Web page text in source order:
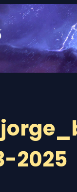
2025